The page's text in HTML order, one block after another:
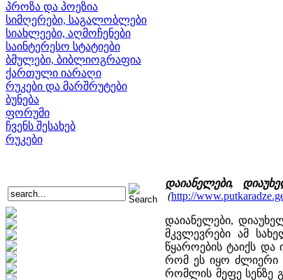
პროზა და პოეზია
სიმღერები, საგალობლები
სიახლეები, აღმოჩენები
საინტერესო სტატიები
ბმულები, ბიბლიოგრაფია
ქართული იარაღი
რუკები და მარშრუტები
ბუნება
ფორუმი
ჩვენს შესახებ
რუკები
დაიანელები,
(http://
დაიანელები,
მკვლევრები ამ
წყაროების ტაიქს
რომ ეს იყო ძლიერი
რომლის მეფე სენზე